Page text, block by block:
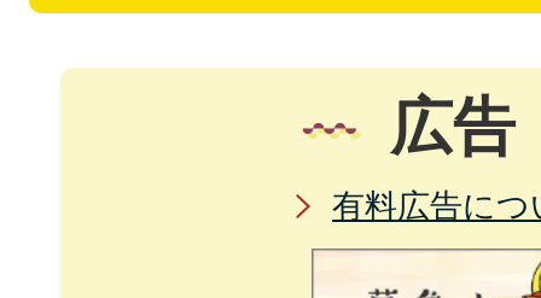
広告
有料広告につ